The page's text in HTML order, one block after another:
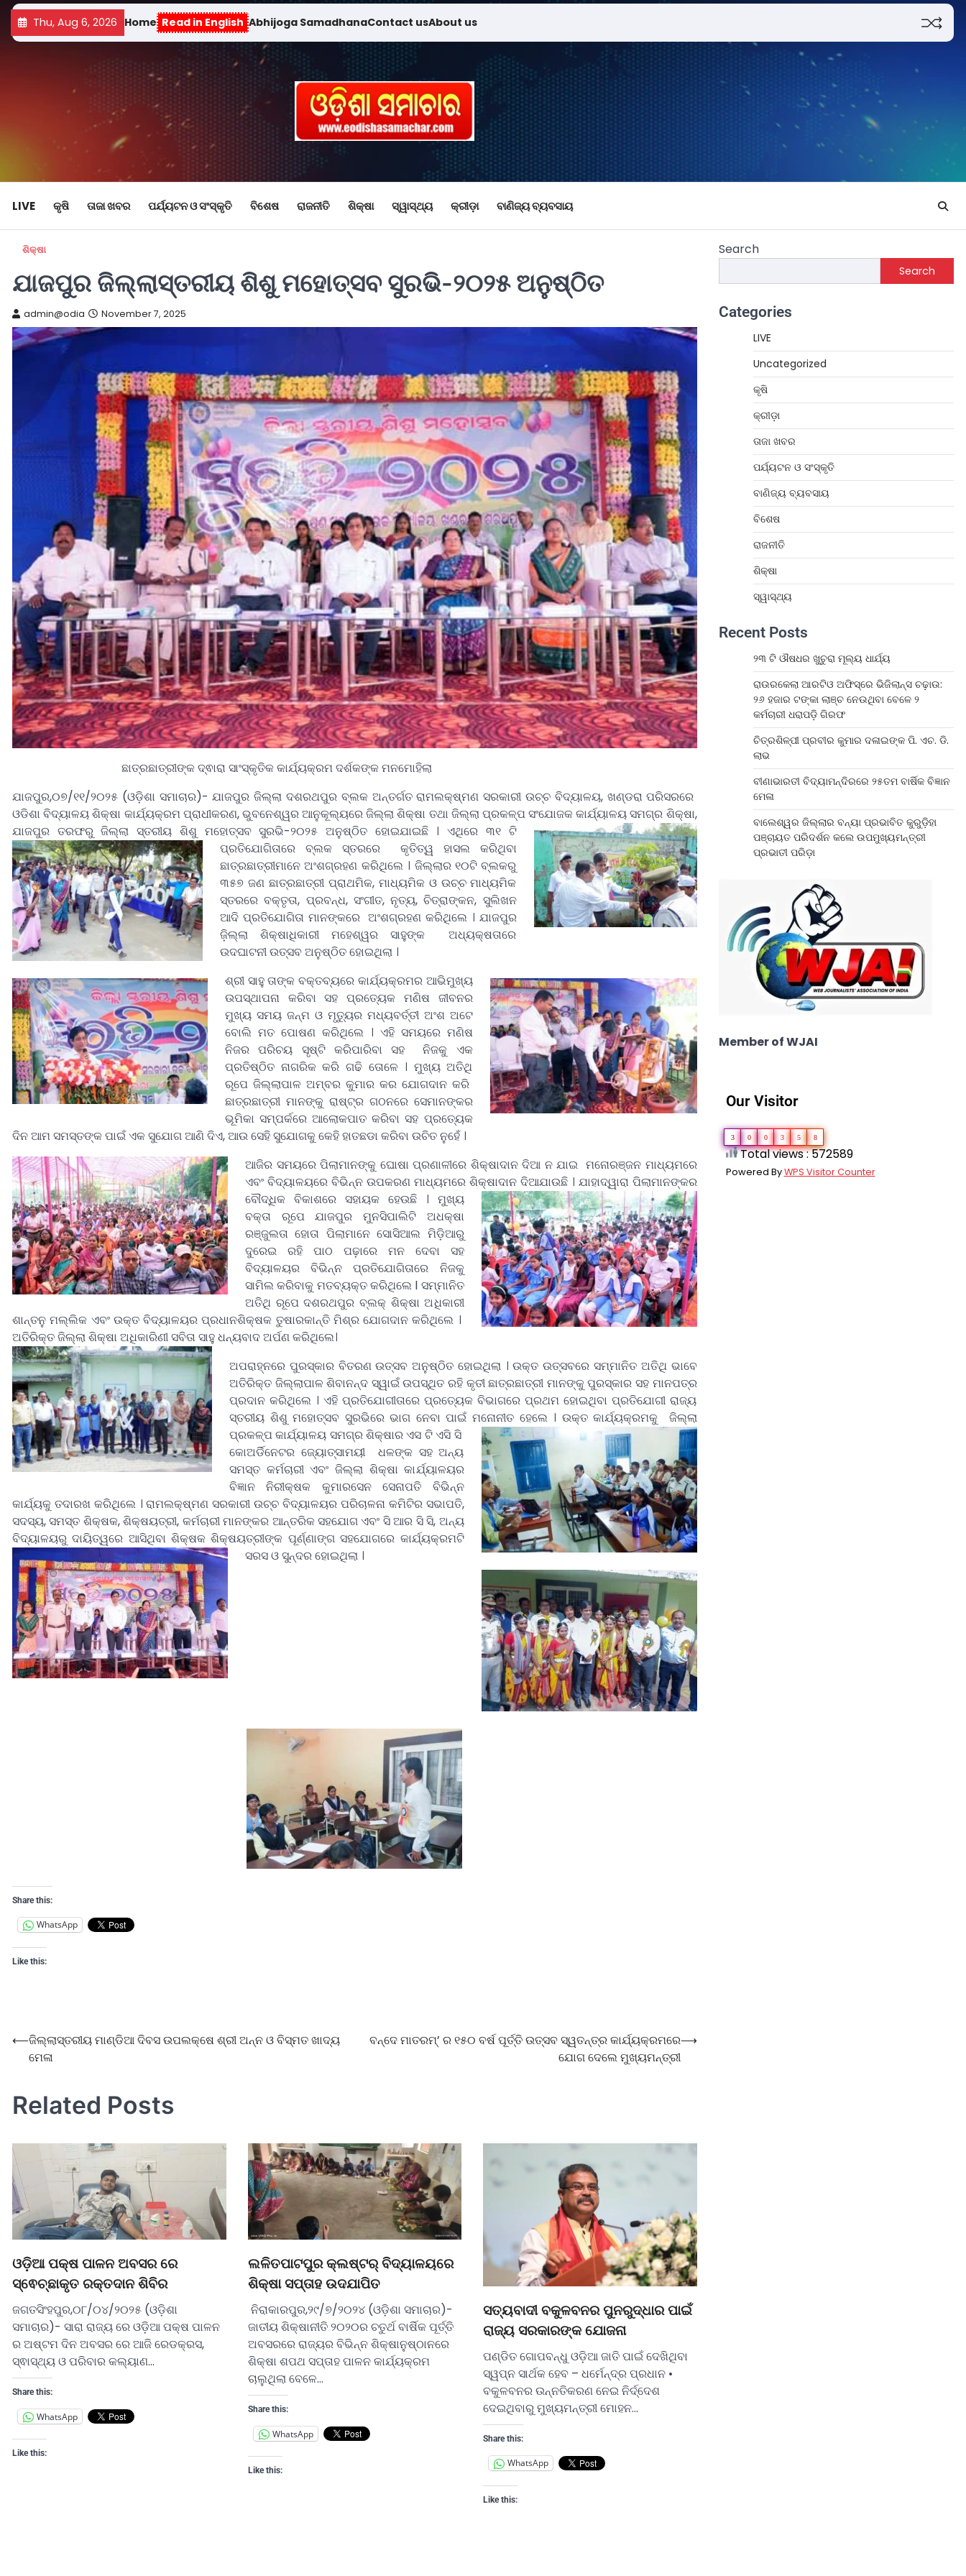
Thu, Aug 6, 2026 Home Read in English Abhijoga SamadhanaContact usAbout us
LIVE କୃଷି ତାଜା ଖବର ପର୍ଯ୍ୟଟନ ଓ ସଂସ୍କୃତି ବିଶେଷ ରାଜନୀତି ଶିକ୍ଷା ସ୍ୱାସ୍ଥ୍ୟ କ୍ରୀଡ଼ା ବାଣିଜ୍ୟ ବ୍ୟବସାୟ
ଶିକ୍ଷା
ଯାଜପୁର ଜିଲ୍ଲାସ୍ତରୀୟ ଶିଶୁ ମହୋତ୍ସବ ସୁରଭି-୨୦୨୫ ଅନୁଷ୍ଠିତ
admin@odia November 7, 2025
ଛାତ୍ରଛାତ୍ରୀଙ୍କ ଦ୍ଵାରା ସାଂସ୍କୃତିକ କାର୍ଯ୍ୟକ୍ରମ ଦର୍ଶକଙ୍କ ମନମୋହିଲା
ଯାଜପୁର,୦୭/୧୧/୨୦୨୫ (ଓଡ଼ିଶା ସମାଚାର)- ଯାଜପୁର ଜିଲ୍ଲା ଦଶରଥପୁର ବ୍ଲକ ଅନ୍ତର୍ଗତ ରାମଲକ୍ଷ୍ମଣ ସରକାରୀ ଉଚ୍ଚ ବିଦ୍ୟାଳୟ, ଖଣ୍ଡରା ପରିସରରେ
ଓଡିଶା ବିଦ୍ୟାଳୟ ଶିକ୍ଷା କାର୍ଯ୍ୟକ୍ରମ ପ୍ରାଧୀକରଣ, ଭୁବନେଶ୍ୱର ଆନୁକୂଲ୍ୟରେ ଜିଲ୍ଲା ଶିକ୍ଷା ତଥା ଜିଲ୍ଲା ପ୍ରକଳ୍ପ ସଂଯୋଜକ କାର୍ଯ୍ୟାଳୟ ସମଗ୍ର ଶିକ୍ଷା,
ଯାଜପୁର ତରଫରୁ ଜିଲ୍ଲା ସ୍ତରୀୟ ଶିଶୁ ମହୋତ୍ସବ ସୁରଭି-୨୦୨୫ ଅନୁଷ୍ଠିତ ହୋଇଯାଇଛି ।ଏଥିରେ ୩୧ ଟି
ପ୍ରତିଯୋଗିତାରେ ବ୍ଲକ ସ୍ତରରେ କୃତିତ୍ୱ ହାସଲ କରିଥିବା
ଛାତ୍ରଛାତ୍ରୀମାନେ ଅଂଶଗ୍ରହଣ କରିଥିଲେ । ଜିଲ୍ଲାର ୧୦ଟି ବ୍ଲକରୁ
୩୫୭ ଜଣ ଛାତ୍ରଛାତ୍ରୀ ପ୍ରାଥମିକ, ମାଧ୍ୟମିକ ଓ ଉଚ୍ଚ ମାଧ୍ୟମିକ
ସ୍ତରରେ ବକ୍ତୃତା, ପ୍ରବନ୍ଧ, ସଂଗୀତ, ନୃତ୍ୟ, ଚିତ୍ରାଙ୍କନ, ସୁଲିଖନ
ଆଦି ପ୍ରତିଯୋଗିତା ମାନଙ୍କରେ ଅଂଶଗ୍ରହଣ କରିଥିଲେ । ଯାଜପୁର
ଜ଼ିଲ୍ଲା ଶିକ୍ଷାଧିକାରୀ ମହେଶ୍ୱର ସାହୁଙ୍କ ଅଧ୍ୟକ୍ଷତାରେ
ଉଦଘାଟନୀ ଉତ୍ସବ ଅନୁଷ୍ଠିତ ହୋଇଥିଲା ।
ଶ୍ରୀ ସାହୁ ତାଙ୍କ ବକ୍ତବ୍ୟରେ କାର୍ଯ୍ୟକ୍ରମର ଆଭିମୁଖ୍ୟ
ଉପସ୍ଥାପନା କରିବା ସହ ପ୍ରତ୍ୟେକ ମଣିଷ ଜୀବନର
ମୁଖ୍ୟ ସମୟ ଜନ୍ମ ଓ ମୃତ୍ୟୁର ମଧ୍ୟବର୍ତ୍ତୀ ଅଂଶ ଅଟେ
ବୋଲି ମତ ପୋଷଣ କରିଥିଲେ । ଏହି ସମୟରେ ମଣିଷ
ନିଜର ପରିଚୟ ସୃଷ୍ଟି କରିପାରିବା ସହ ନିଜକୁ ଏକ
ପ୍ରତିଷ୍ଠିତ ନାଗରିକ କରି ଗଢି ତୋଳେ । ମୁଖ୍ୟ ଅତିଥି
ରୂପେ ଜିଲ୍ଲାପାଳ ଅମ୍ବର କୁମାର କର ଯୋଗଦାନ କରି
ଛାତ୍ରଛାତ୍ରୀ ମାନଙ୍କୁ ରାଷ୍ଟ୍ର ଗଠନରେ ସେମାନଙ୍କର
ଭୂମିକା ସମ୍ପର୍କରେ ଆଲୋକପାତ କରିବା ସହ ପ୍ରତ୍ୟେକ
ଦିନ ଆମ ସମସ୍ତଙ୍କ ପାଇଁ ଏକ ସୁଯୋଗ ଆଣି ଦିଏ, ଆଉ ସେହି ସୁଯୋଗକୁ କେହି ହାତଛଡା କରିବା ଉଚିତ ନୁହେଁ ।
ଆଜିର ସମୟରେ ପିଲାମାନଙ୍କୁ ଘୋଷା ପ୍ରଣାଳୀରେ ଶିକ୍ଷାଦାନ ଦିଆ ନ ଯାଇ ମନୋରଞ୍ଜନ ମାଧ୍ୟମରେ
ଏବଂ ବିଦ୍ୟାଳୟରେ ବିଭିନ୍ନ ଉପକରଣ ମାଧ୍ୟମରେ ଶିକ୍ଷାଦାନ ଦିଆଯାଉଛି । ଯାହାଦ୍ୱାରା ପିଲାମାନଙ୍କର
ବୌଦ୍ଧିକ ବିକାଶରେ ସହାୟକ ହେଉଛି । ମୁଖ୍ୟ
ବକ୍ତା ରୂପେ ଯାଜପୁର ମୁନସିପାଲିଟି ଅଧକ୍ଷା
ରଞ୍ଜୁଲତା ହୋତା ପିଲାମାନେ ସୋସିଆଲ ମିଡ଼ିଆରୁ
ଦୁରେଇ ରହି ପାଠ ପଢ଼ାରେ ମନ ଦେବା ସହ
ବିଦ୍ୟାଳୟର ବିଭିନ୍ନ ପ୍ରତିଯୋଗିତାରେ ନିଜକୁ
ସାମିଲ କରିବାକୁ ମତବ୍ୟକ୍ତ କରିଥିଲେ l ସମ୍ମାନିତ
ଅତିଥି ରୂପେ ଦଶରଥପୁର ବ୍ଲକ୍ ଶିକ୍ଷା ଅଧିକାରୀ
ଶାନ୍ତନୁ ମଲ୍ଲିକ ଏବଂ ଉକ୍ତ ବିଦ୍ୟାଳୟର ପ୍ରଧାନଶିକ୍ଷକ ତୁଷାରକାନ୍ତି ମିଶ୍ର ଯୋଗଦାନ କରିଥିଲେ ।
ଅତିରିକ୍ତ ଜିଲ୍ଲା ଶିକ୍ଷା ଅଧିକାରିଣୀ ସବିତା ସାହୁ ଧନ୍ୟବାଦ ଅର୍ପଣ କରିଥିଲେ।
ଅପରାହ୍ନରେ ପୁରସ୍କାର ବିତରଣ ଉତ୍ସବ ଅନୁଷ୍ଠିତ ହୋଇଥିଲା । ଉକ୍ତ ଉତ୍ସବରେ ସମ୍ମାନିତ ଅତିଥି ଭାବେ
ଅତିରିକ୍ତ ଜିଲ୍ଲାପାଳ ଶିବାନନ୍ଦ ସ୍ୱାଇଁ ଉପସ୍ଥିତ ରହି କୃତୀ ଛାତ୍ରଛାତ୍ରୀ ମାନଙ୍କୁ ପୁରସ୍କାର ସହ ମାନପତ୍ର
ପ୍ରଦାନ କରିଥିଲେ । ଏହି ପ୍ରତିଯୋଗୀତାରେ ପ୍ରତ୍ୟେକ ବିଭାଗରେ ପ୍ରଥମ ହୋଇଥିବା ପ୍ରତିଯୋଗୀ ରାଜ୍ୟ
ସ୍ତରୀୟ ଶିଶୁ ମହୋତ୍ସବ ସୁରଭିରେ ଭାଗ ନେବା ପାଇଁ ମନୋନୀତ ହେଲେ । ଉକ୍ତ କାର୍ଯ୍ୟକ୍ରମକୁ ଜିଲ୍ଲା
ପ୍ରକଳ୍ପ କାର୍ଯ୍ୟାଳୟ ସମଗ୍ର ଶିକ୍ଷାର ଏସ ଟି ଏସି ସି
କୋଅର୍ଡିନେଟର ଜ୍ୟୋତ୍ସାମୟୀ ଧଳଙ୍କ ସହ ଅନ୍ୟ
ସମସ୍ତ କର୍ମଚାରୀ ଏବଂ ଜିଲ୍ଲା ଶିକ୍ଷା କାର୍ଯ୍ୟାଳୟର
ବିଜ୍ଞାନ ନିରୀକ୍ଷକ କୁମାରସେନ ସେନାପତି ବିଭିନ୍ନ
କାର୍ଯ୍ୟକୁ ତଦାରଖ କରିଥିଲେ । ରାମଲକ୍ଷ୍ମଣ ସରକାରୀ ଉଚ୍ଚ ବିଦ୍ୟାଳୟର ପରିଚାଳନା କମିଟିର ସଭାପତି,
ସଦସ୍ୟ, ସମସ୍ତ ଶିକ୍ଷକ, ଶିକ୍ଷୟତ୍ରୀ, କର୍ମଚାରୀ ମାନଙ୍କର ଆନ୍ତରିକ ସହଯୋଗ ଏବଂ ସି ଆର ସି ସି, ଅନ୍ୟ
ବିଦ୍ୟାଳୟରୁ ଦାୟିତ୍ୱରେ ଆସିଥିବା ଶିକ୍ଷକ ଶିକ୍ଷୟତ୍ରୀଙ୍କ ପୂର୍ଣ୍ଣାଙ୍ଗ ସହଯୋଗରେ କାର୍ଯ୍ୟକ୍ରମଟି
ସରସ ଓ ସୁନ୍ଦର ହୋଇଥିଲା ।
Share this:
WhatsApp
Like this:
⟵ଜିଲ୍ଲାସ୍ତରୀୟ ମାଣ୍ଡିଆ ଦିବସ ଉପଲକ୍ଷେ ଶ୍ରୀ ଅନ୍ନ ଓ ବିସ୍ମତ ଖାଦ୍ୟ
ମେଳା
ବନ୍ଦେ ମାତରମ୍’ ର ୧୫୦ ବର୍ଷ ପୂର୍ତ୍ତି ଉତ୍ସବ ସ୍ୱତନ୍ତ୍ର କାର୍ଯ୍ୟକ୍ରମରେ
ଯୋଗ ଦେଲେ ମୁଖ୍ୟମନ୍ତ୍ରୀ
⟶
Related Posts
ଓଡ଼ିଆ ପକ୍ଷ ପାଳନ ଅବସର ରେ
ସ୍ଵେଚ୍ଛାକୃତ ରକ୍ତଦାନ ଶିବିର
ଜଗତସିଂହପୁର,୦୮/୦୪/୨୦୨୫ (ଓଡ଼ିଶା
ସମାଚାର)- ସାରା ରାଜ୍ୟ ରେ ଓଡ଼ିଆ ପକ୍ଷ ପାଳନ
ର ଅଷ୍ଟମ ଦିନ ଅବସର ରେ ଆଜି ରେଡକ୍ରସ,
ସ୍ଵାସ୍ଥ୍ୟ ଓ ପରିବାର କଲ୍ୟାଣ…
Share this:
WhatsApp
Like this:
ଲଳିତପାଟପୁର କ୍ଲଷ୍ଟର୍ ବିଦ୍ୟାଳୟରେ
ଶିକ୍ଷା ସପ୍ତାହ ଉଦଯାପିତ
ନିରାକାରପୁର,୨୯/୭/୨୦୨୪ (ଓଡ଼ିଶା ସମାଚାର)-
ଜାତୀୟ ଶିକ୍ଷାନୀତି ୨୦୨୦ର ଚତୁର୍ଥ ବାର୍ଷିକ ପୂର୍ତ୍ତି
ଅବସରରେ ରାଜ୍ୟର ବିଭିନ୍ନ ଶିକ୍ଷାନୁଷ୍ଠାନରେ
ଶିକ୍ଷା ଶପଥ ସପ୍ତାହ ପାଳନ କାର୍ଯ୍ୟକ୍ରମ
ଚାଲୁଥିଲା ବେଳେ…
Share this:
WhatsApp
Like this:
ସତ୍ୟବାଦୀ ବକୁଳବନର ପୁନରୁଦ୍ଧାର ପାଇଁ
ରାଜ୍ୟ ସରକାରଙ୍କ ଯୋଜନା
ପଣ୍ଡିତ ଗୋପବନ୍ଧୁ ଓଡ଼ିଆ ଜାତି ପାଇଁ ଦେଖିଥିବା
ସ୍ୱପ୍ନ ସାର୍ଥକ ହେବ – ଧର୍ମେନ୍ଦ୍ର ପ୍ରଧାନ •
ବକୁଳବନର ଉନ୍ନତିକରଣ ନେଇ ନିର୍ଦ୍ଦେଶ
ଦେଇଥିବାରୁ ମୁଖ୍ୟମନ୍ତ୍ରୀ ମୋହନ…
Share this:
WhatsApp
Like this:
Search
Search
Categories
LIVE
Uncategorized
କୃଷି
କ୍ରୀଡ଼ା
ତାଜା ଖବର
ପର୍ଯ୍ୟଟନ ଓ ସଂସ୍କୃତି
ବାଣିଜ୍ୟ ବ୍ୟବସାୟ
ବିଶେଷ
ରାଜନୀତି
ଶିକ୍ଷା
ସ୍ୱାସ୍ଥ୍ୟ
Recent Posts
୨୩ ଟି ଔଷଧର ଖୁଚୁରା ମୂଲ୍ୟ ଧାର୍ଯ୍ୟ
ରାଉରକେଲା ଆରଟିଓ ଅଫିସ୍‌ରେ ଭିଜିଲାନ୍ସ ଚଢ଼ାଉ:
୨୬ ହଜାର ଟଙ୍କା ଲାଞ୍ଚ ନେଉଥିବା ବେଳେ ୨
କର୍ମଚାରୀ ଧରାପଡ଼ି ଗିରଫ
ଚିତ୍ରଶିଳ୍ପୀ ପ୍ରବୀର କୁମାର ଦଳାଇଙ୍କ ପି. ଏଚ. ଡି.
ଲାଭ
ବୀଣାଭାରତୀ ବିଦ୍ୟାମନ୍ଦିରରେ ୨୫ତମ ବାର୍ଷିକ ବିଜ୍ଞାନ
ମେଳା
ବାଲେଶ୍ୱର ଜିଲ୍ଲାର ବନ୍ୟା ପ୍ରଭାବିତ କୁରୁଡ଼ିହା
ପଞ୍ଚାୟତ ପରିଦର୍ଶନ କଲେ ଉପମୁଖ୍ୟମନ୍ତ୍ରୀ
ପ୍ରଭାତୀ ପରିଡ଼ା
Member of WJAI
Our Visitor
3 0 0 3 5 8
Total views : 572589
Powered ByWPS Visitor Counter